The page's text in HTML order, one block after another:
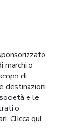
marchi o
di
destinazioni
e le
o
Clicca qui